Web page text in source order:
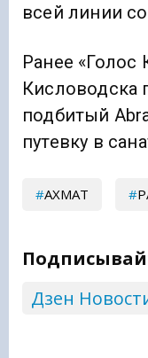
всей линии
Ранее «Голос
Кисловодска
подбитый
путевку в
АХМАТ
Дзен